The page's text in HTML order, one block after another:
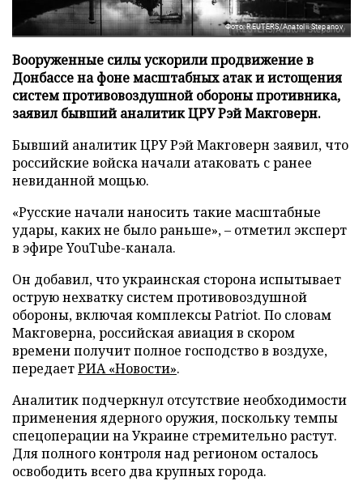
Фото: REUTERS/Anatolii Stepanov
Вооруженные силы ускорили продвижение в
Донбассе на фоне масштабных атак и истощения
систем противовоздушной обороны противника,
заявил бывший аналитик ЦРУ Рэй Макговерн.
Бывший аналитик ЦРУ Рэй Макговерн заявил, что
российские войска начали атаковать с ранее
невиданной мощью.
«Русские начали наносить такие масштабные
удары, каких не было раньше», – отметил эксперт
в эфире YouTube-канала.
Он добавил, что украинская сторона испытывает
острую нехватку систем противовоздушной
обороны, включая комплексы Patriot. По словам
Макговерна, российская авиация в скором
времени получит полное господство в воздухе,
передаетРИА «Новости».
Аналитик подчеркнул отсутствие необходимости
применения ядерного оружия, поскольку темпы
спецоперации на Украине стремительно растут.
Для полного контроля над регионом осталось
освободить всего два крупных города.